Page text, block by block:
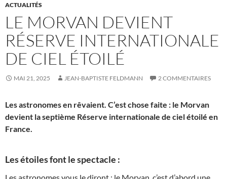
ACTUALITÉS
LE MORVAN DEVIENT
RÉSERVE INTERNATIONALE
DE CIEL ÉTOILÉ
MAI 21, 2025 JEAN-BAPTISTE FELDMANN 2 COMMENTAIRES
Les astronomes en rêvaient. C’est chose faite : le Morvan
devient la septième Réserve internationale de ciel étoilé en
France.
Les étoiles font le spectacle :
Les astronomes vous le diront : le Morvan, c’est d’abord une